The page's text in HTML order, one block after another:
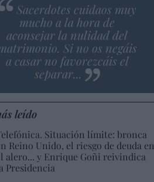
Sacerdotes cuidaos muy
mucho a la hora de
aconsejar la nulidad del
Si no os negáis
a casar no favorezcáis el
separar...
leído
Situación límite: bronca
Reino Unido, el riesgo de deuda en
alero... y Enrique Goñi reivindica
Presidencia